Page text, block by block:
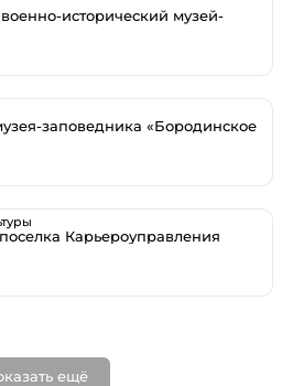
исторический музей-
заповедника «Бородинское
Карьероуправления
ещё